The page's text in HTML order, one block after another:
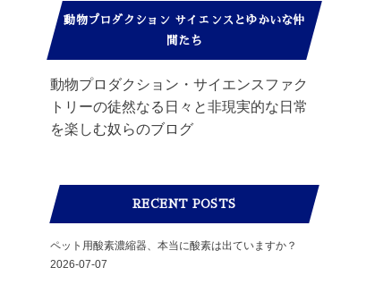
動物プロダクション サイエンスとゆかいな仲
間たち
動物プロダクション・サイエンスファク
トリーの徒然なる日々と非現実的な日常
を楽しむ奴らのブログ
RECENT POSTS
ペット用酸素濃縮器、本当に酸素は出ていますか？
2026-07-07